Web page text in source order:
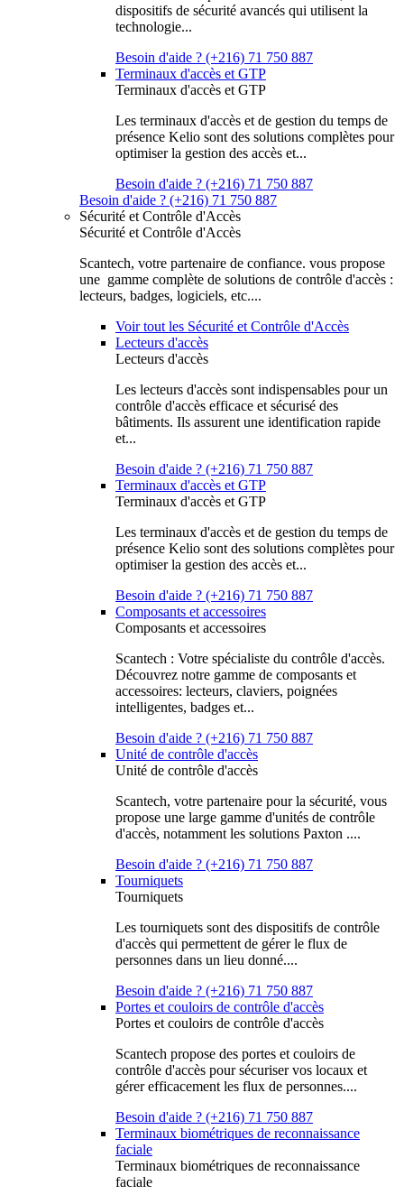
dispositifs de sécurité avancés qui utilisent la
technologie...
Besoin d'aide ? (+216) 71 750 887
Terminaux d'accès et GTP
Terminaux d'accès et GTP
Les terminaux d'accès et de gestion du temps de
présence Kelio sont des solutions complètes pour
optimiser la gestion des accès et...
Besoin d'aide ? (+216) 71 750 887
Besoin d'aide ? (+216) 71 750 887
Sécurité et Contrôle d'Accès
Sécurité et Contrôle d'Accès
Scantech, votre partenaire de confiance. vous propose
une gamme complète de solutions de contrôle d'accès :
lecteurs, badges, logiciels, etc....
Voir tout les Sécurité et Contrôle d'Accès
Lecteurs d'accès
Lecteurs d'accès
Les lecteurs d'accès sont indispensables pour un
contrôle d'accès efficace et sécurisé des
bâtiments. Ils assurent une identification rapide
et...
Besoin d'aide ? (+216) 71 750 887
Terminaux d'accès et GTP
Terminaux d'accès et GTP
Les terminaux d'accès et de gestion du temps de
présence Kelio sont des solutions complètes pour
optimiser la gestion des accès et...
Besoin d'aide ? (+216) 71 750 887
Composants et accessoires
Composants et accessoires
Scantech : Votre spécialiste du contrôle d'accès.
Découvrez notre gamme de composants et
accessoires: lecteurs, claviers, poignées
intelligentes, badges et...
Besoin d'aide ? (+216) 71 750 887
Unité de contrôle d'accès
Unité de contrôle d'accès
Scantech, votre partenaire pour la sécurité, vous
propose une large gamme d'unités de contrôle
d'accès, notamment les solutions Paxton ....
Besoin d'aide ? (+216) 71 750 887
Tourniquets
Tourniquets
Les tourniquets sont des dispositifs de contrôle
d'accès qui permettent de gérer le flux de
personnes dans un lieu donné....
Besoin d'aide ? (+216) 71 750 887
Portes et couloirs de contrôle d'accès
Portes et couloirs de contrôle d'accès
Scantech propose des portes et couloirs de
contrôle d'accès pour sécuriser vos locaux et
gérer efficacement les flux de personnes....
Besoin d'aide ? (+216) 71 750 887
Terminaux biométriques de reconnaissance
faciale
Terminaux biométriques de reconnaissance
faciale